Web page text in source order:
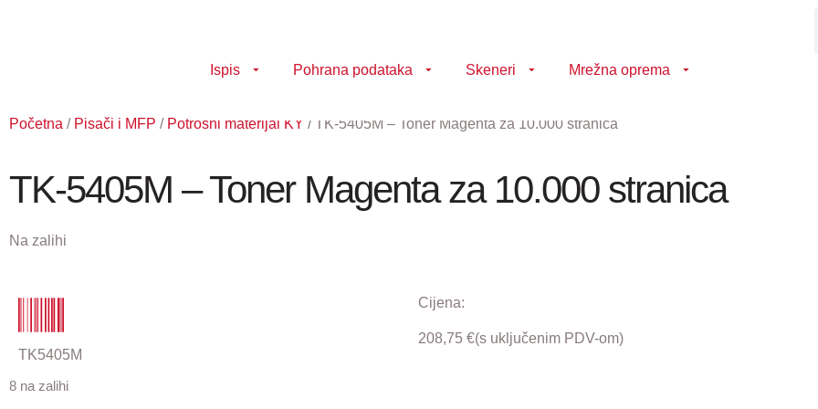
Ispis Pohrana podataka Skeneri Mrežna oprema
Početna / Pisači i MFP / Potrošni materijal KY / TK-5405M – Toner Magenta za 10.000 stranica
TK-5405M – Toner Magenta za 10.000 stranica
Na zalihi
TK5405M
Cijena:
208,75 €(s uključenim PDV-om)
8 na zalihi